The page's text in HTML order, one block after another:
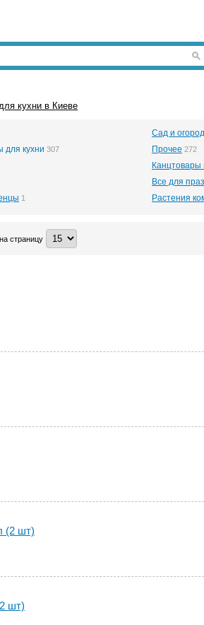
кухни в Киеве
Сад и огород
для кухни 307 Прочее 272
Все для
1 Растения
на страницу
(2 шт)
шт)